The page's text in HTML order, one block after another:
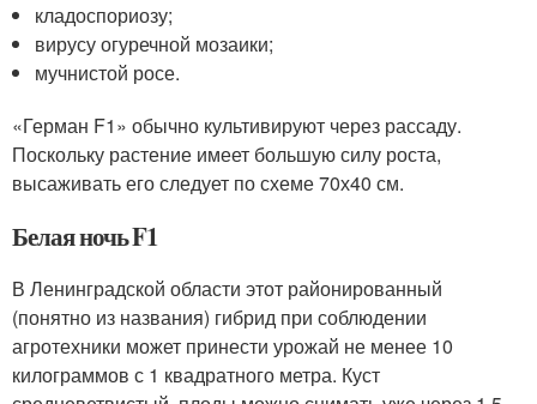
кладоспориозу;
вирусу огуречной мозаики;
мучнистой росе.
«Герман F1» обычно культивируют через рассаду.
Поскольку растение имеет большую силу роста,
высаживать его следует по схеме 70х40 см.
Белая ночь F1
В Ленинградской области этот районированный
(понятно из названия) гибрид при соблюдении
агротехники может принести урожай не менее 10
килограммов с 1 квадратного метра. Куст